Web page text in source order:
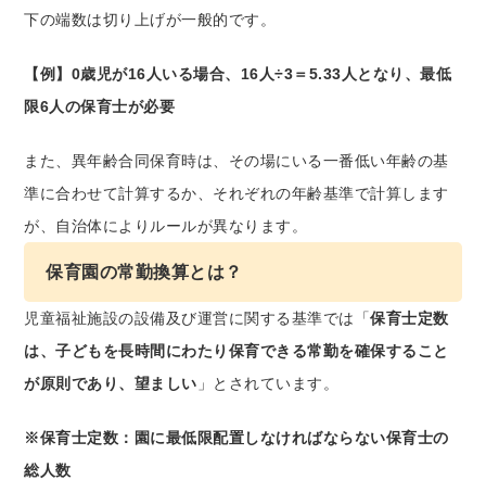
下の端数は切り上げが一般的です。
【例】0歳児が16人いる場合、16人÷3＝5.33人となり、最低
限6人の保育士が必要
また、異年齢合同保育時は、その場にいる一番低い年齢の基
準に合わせて計算するか、それぞれの年齢基準で計算します
が、自治体によりルールが異なります。
保育園の常勤換算とは？
児童福祉施設の設備及び運営に関する基準では「保育士定数
は、子どもを長時間にわたり保育できる常勤を確保すること
が原則であり、望ましい 」とされています。
※保育士定数：園に最低限配置しなければならない保育士の
総人数